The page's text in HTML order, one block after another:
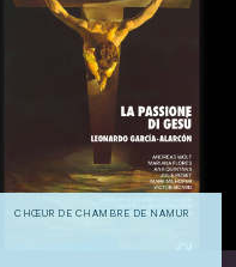
CHŒUR DE CHAMBRE DE NAMUR